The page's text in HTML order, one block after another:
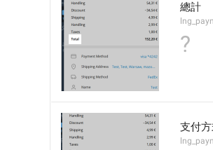
總計
?
支付